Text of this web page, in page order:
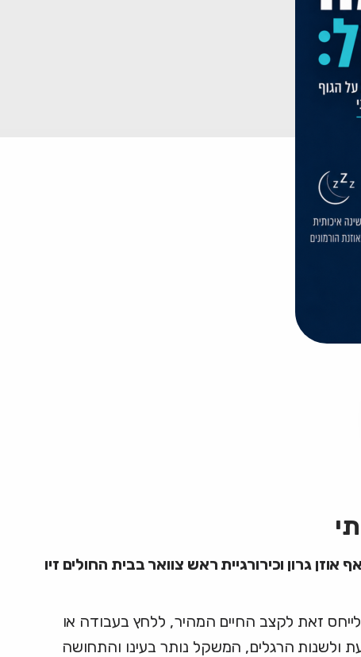
גרון וכירורגיית ראש צוואר בבית החולים זיו
זאת לקצב החיים המהיר, ללחץ בעבודה או
ולשנות הרגלים, המשקל נותר בעינו והתחושה